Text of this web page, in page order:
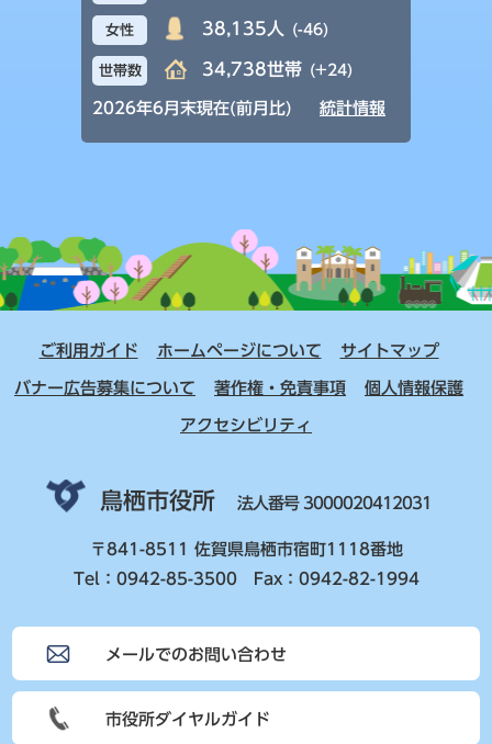
女性 38,135人 (-46)
世帯数 34,738世帯 (+24)
2026年6月末現在(前月比) 統計情報
ご利用ガイド ホームページについて サイトマップ
バナー広告募集について 著作権・免責事項 個人情報保護
アクセシビリティ
鳥栖市役所 法人番号 3000020412031
〒841-8511 佐賀県鳥栖市宿町1118番地
Tel：0942-85-3500 Fax：0942-82-1994
メールでのお問い合わせ
市役所ダイヤルガイド